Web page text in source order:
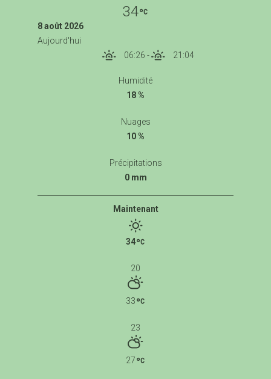
34
8 août 2026
Aujourd'hui
06:26 - 21:04
Humidité
18 %
Nuages
10 %
Précipitations
0 mm
Maintenant
34
20
33
23
27